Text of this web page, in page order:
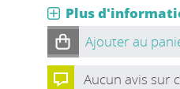
Plus
Ajouter au
Aucun avis sur